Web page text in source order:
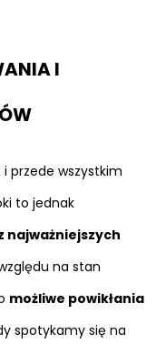
I
przede wszystkim
to jednak
najważniejszych
na stan
możliwe powikłania
spotykamy się na